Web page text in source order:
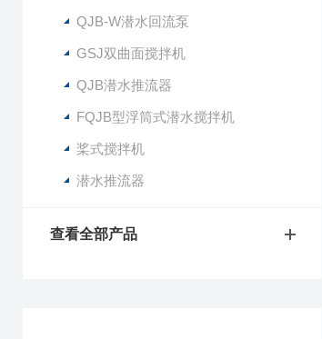
QJB-W潜水回流泵
GSJ双曲面搅拌机
QJB潜水推流器
FQJB型浮筒式潜水搅拌机
桨式搅拌机
潜水推流器
查看全部产品